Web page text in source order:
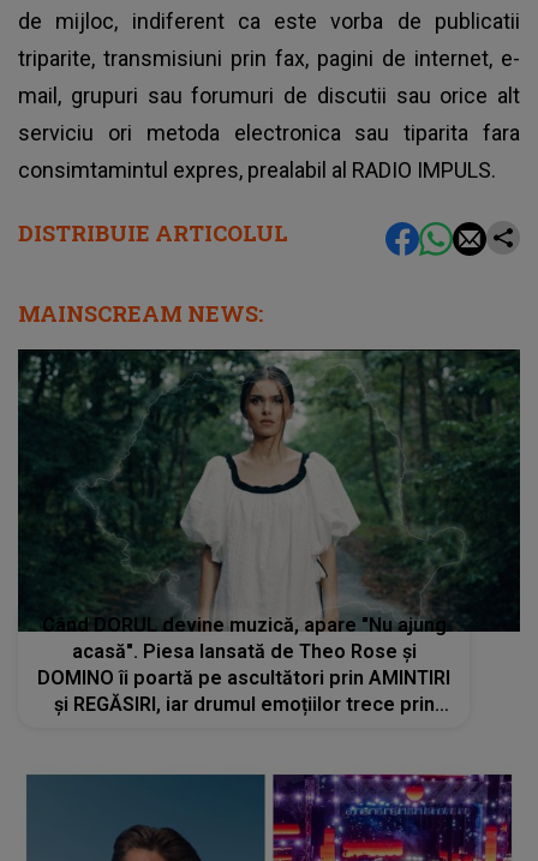
DISTRIBUIE ARTICOLUL
de mijloc, indiferent ca este vorba de publicatii
triparite, transmisiuni prin fax, pagini de internet, e-
mail, grupuri sau forumuri de discutii sau orice alt
serviciu ori metoda electronica sau tiparita fara
consimtamintul expres, prealabil al RADIO IMPULS.
MAINSCREAM NEWS:
Când DORUL devine muzică, apare "Nu ajung
acasă". Piesa lansată de Theo Rose și
DOMINO îi poartă pe ascultători prin AMINTIRI
și REGĂSIRI, iar drumul emoțiilor trece prin